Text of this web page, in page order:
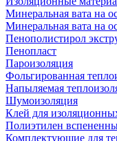
Минеральная вата на
Минеральная вата на
Пенополистирол
Пенопласт
Пароизоляция
Фольгированная
Напыляемая
Шумоизоляция
Клей для
Полиэтилен
Комплектующие для